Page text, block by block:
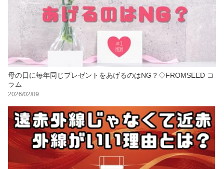
母の日に毎年同じプレゼントをあげるのはNG？◇FROMSEED コ
ラム
2026/02/09